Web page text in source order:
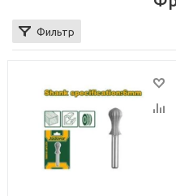
Фильтр